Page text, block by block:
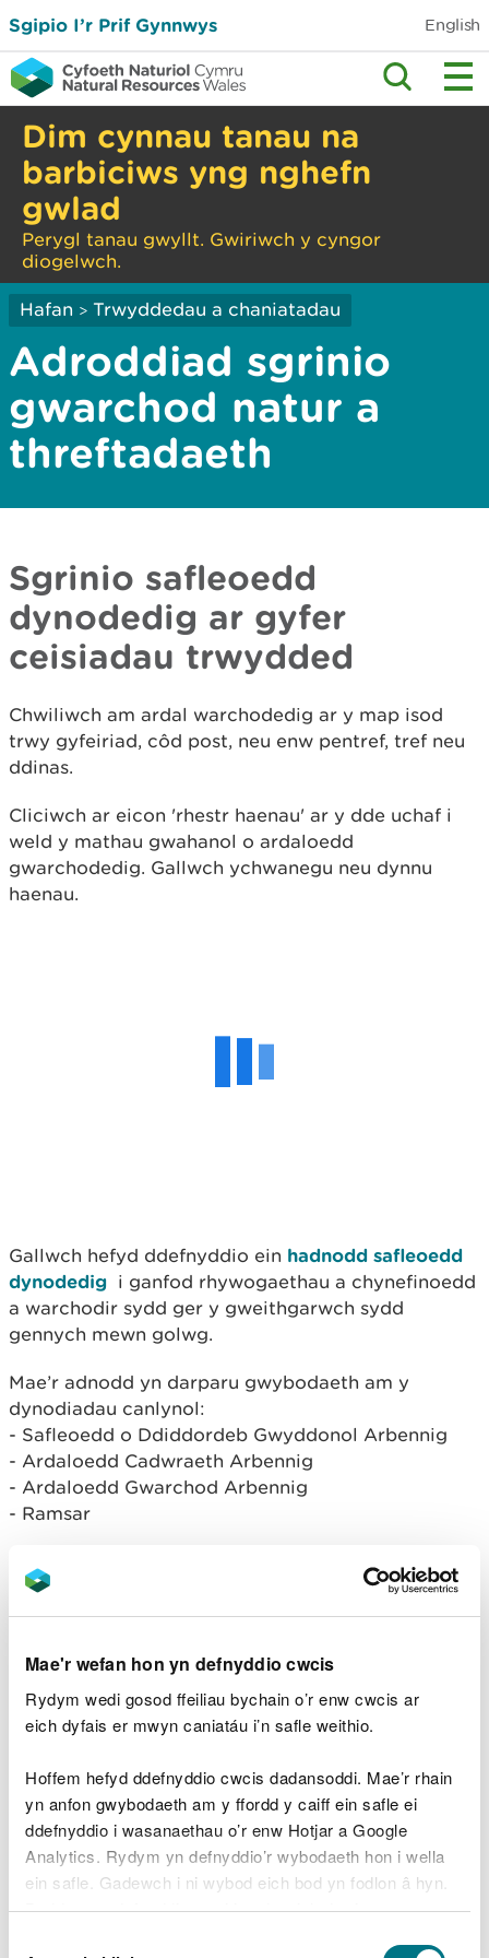
Mae'r wefan hon yn defnyddio cwcis
Rydym wedi gosod ffeiliau bychain o’r enw cwcis ar
eich dyfais er mwyn caniatáu i’n safle weithio.
Hoffem hefyd ddefnyddio cwcis dadansoddi. Mae’r rhain
yn anfon gwybodaeth am y ffordd y caiff ein safle ei
ddefnyddio i wasanaethau o’r enw Hotjar a Google
Analytics. Rydym yn defnyddio’r wybodaeth hon i wella
ein safle. Gadewch i ni wybod eich bod yn fodlon â hyn.
Byddwn yn defnyddio cwci i gadw eich dewis.
Sgipio I’r Prif Gynnwys English
Dim cynnau tanau na
barbiciws yng nghefn
gwlad
Perygl tanau gwyllt. Gwiriwch y cyngor
diogelwch.
Hafan > Trwyddedau a chaniatadau
Adroddiad sgrinio
gwarchod natur a
threftadaeth
Sgrinio safleoedd
dynodedig ar gyfer
ceisiadau trwydded
​Chwiliwch am ardal warchodedig ar y map isod
trwy gyfeiriad, côd post, neu enw pentref, tref neu
ddinas.
Cliciwch ar eicon 'rhestr haenau' ar y dde uchaf i
weld y mathau gwahanol o ardaloedd
gwarchodedig. Gallwch ychwanegu neu dynnu
haenau.
Gallwch hefyd ddefnyddio ein hadnodd safleoedd
dynodedig i ganfod rhywogaethau a chynefinoedd
a warchodir sydd ger y gweithgarwch sydd
gennych mewn golwg.
Mae’r adnodd yn darparu gwybodaeth am y
dynodiadau canlynol:
- Safleoedd o Ddiddordeb Gwyddonol Arbennig
- Ardaloedd Cadwraeth Arbennig
- Ardaloedd Gwarchod Arbennig
- Ramsar
Sut i ddefnyddio’r offeryn?
gweithgarwch yn cael ei gynnal, a’r math o
ddynodiad.
Mae’n bwysig cofio bod pellteroedd sgrinio ar
o ffin y safle/gweithgaredd arfaethedig, ac nid y
canolbwynt.
Sut all y wybodaeth fod o
gymorth i mi?
Os ydych yn gwneud cais am drwydded bwrpasol,